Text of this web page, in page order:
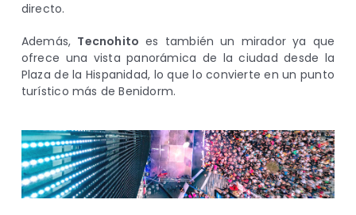
directo.
Además, Tecnohito es también un mirador ya que
ofrece una vista panorámica de la ciudad desde la
Plaza de la Hispanidad, lo que lo convierte en un punto
turístico más de Benidorm.